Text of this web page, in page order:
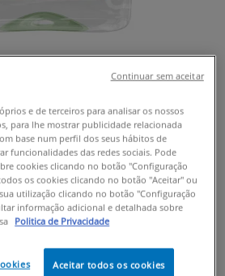
todos os tipos de pele
e 3 ceramidas essenciais, a
os tipos de pele, é formulada com
e Colesterol, para
oleosidade e maquilhagem,
EM PONTOS DE VENDA
e de terceiros para analisar os nossos
para lhe mostrar publicidade relacionada
base num perfil dos seus hábitos de
funcionalidades das redes sociais. Pode
cookies clicando no botão "Configuração
os cookies clicando no botão "Aceitar" ou
utilização clicando no botão "Configuração
informação adicional e detalhada sobre
Politica de Privacidade
Aceitar todos os cookies
Continuar sem aceitar